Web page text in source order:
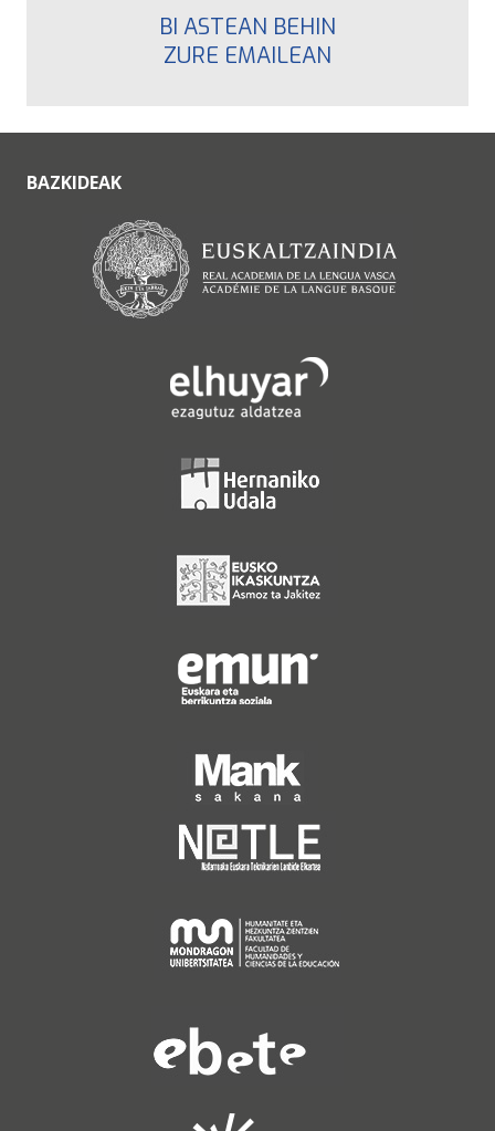
BI ASTEAN BEHIN
ZURE EMAILEAN
BAZKIDEAK